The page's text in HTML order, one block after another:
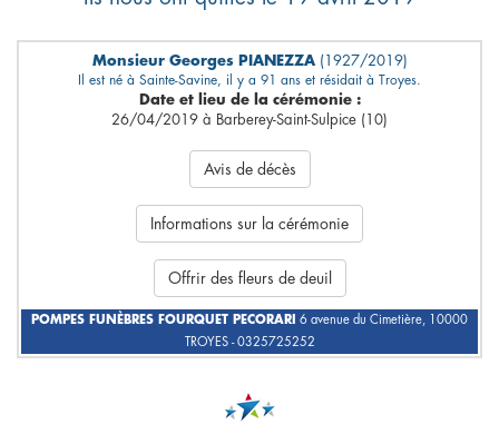
Monsieur Georges PIANEZZA (1927/2019)
Il est né à Sainte-Savine, il y a 91 ans et résidait à Troyes.
Date et lieu de la cérémonie :
26/04/2019 à Barberey-Saint-Sulpice (10)
Avis de décès
Informations sur la cérémonie
Offrir des fleurs de deuil
POMPES FUNÈBRES FOURQUET PECORARI
6 avenue du Cimetière, 10000
TROYES - 0325725252